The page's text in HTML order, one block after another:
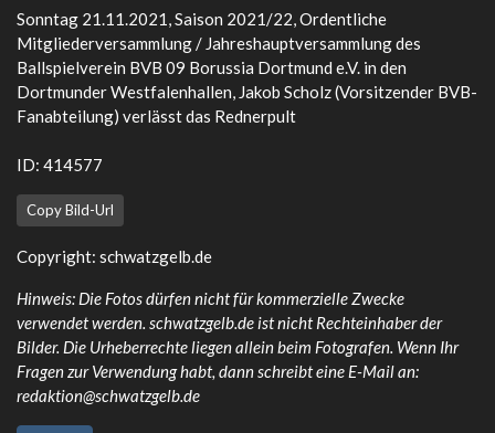
Sonntag 21.11.2021, Saison 2021/22, Ordentliche
Mitgliederversammlung / Jahreshauptversammlung des
Ballspielverein BVB 09 Borussia Dortmund e.V. in den
Dortmunder Westfalenhallen, Jakob Scholz (Vorsitzender BVB-
Fanabteilung) verlässt das Rednerpult
ID: 414577
Copy Bild-Url
Copyright: schwatzgelb.de
Hinweis: Die Fotos dürfen nicht für kommerzielle Zwecke
verwendet werden. schwatzgelb.de ist nicht Rechteinhaber der
Bilder. Die Urheberrechte liegen allein beim Fotografen. Wenn Ihr
Fragen zur Verwendung habt, dann schreibt eine E-Mail an:
redaktion@schwatzgelb.de